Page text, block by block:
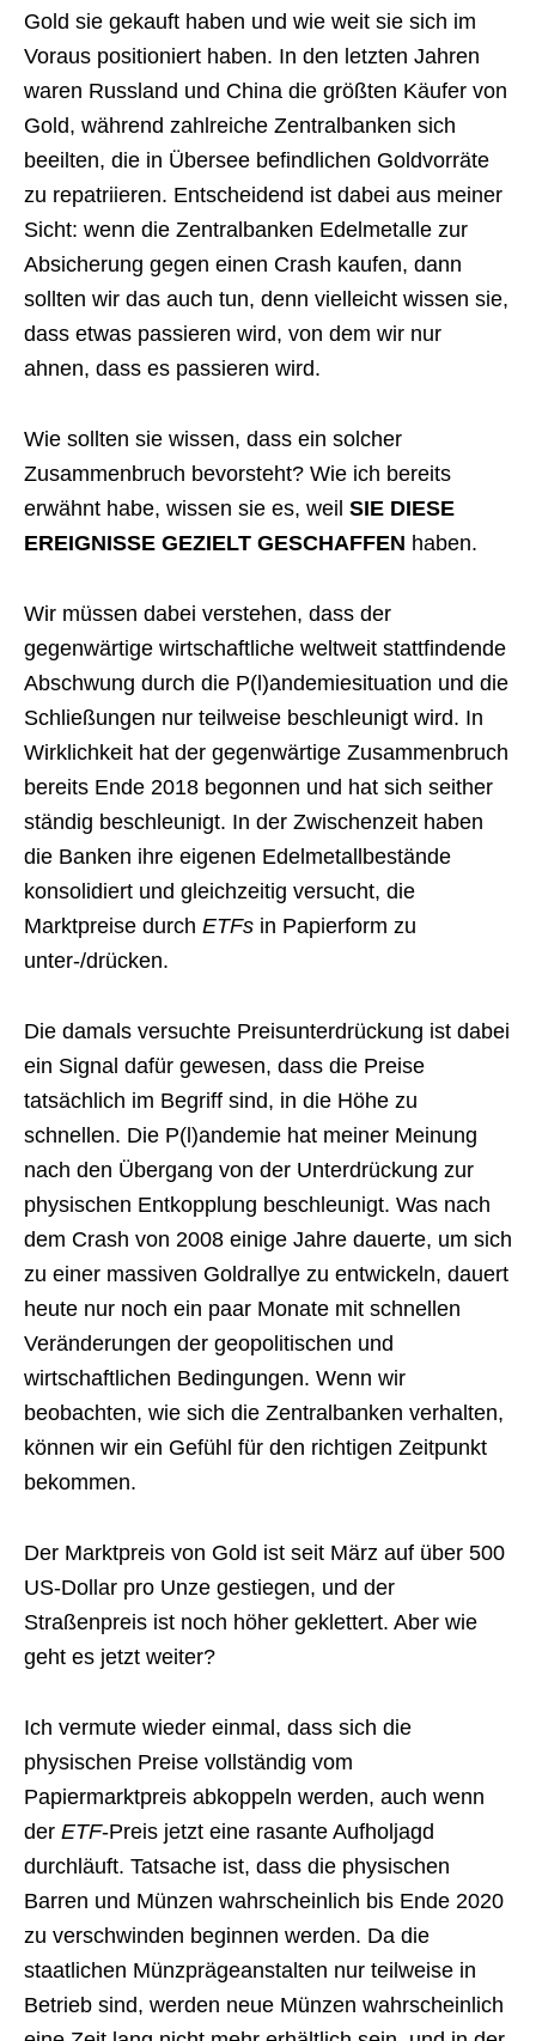
Gold sie gekauft haben und wie weit sie sich im
Voraus positioniert haben. In den letzten Jahren
waren Russland und China die größten Käufer von
Gold, während zahlreiche Zentralbanken sich
beeilten, die in Übersee befindlichen Goldvorräte
zu repatriieren. Entscheidend ist dabei aus meiner
Sicht: wenn die Zentralbanken Edelmetalle zur
Absicherung gegen einen Crash kaufen, dann
sollten wir das auch tun, denn vielleicht wissen sie,
dass etwas passieren wird, von dem wir nur
ahnen, dass es passieren wird.
Wie sollten sie wissen, dass ein solcher
Zusammenbruch bevorsteht? Wie ich bereits
erwähnt habe, wissen sie es, weil SIE DIESE
EREIGNISSE GEZIELT GESCHAFFEN haben.
Wir müssen dabei verstehen, dass der
gegenwärtige wirtschaftliche weltweit stattfindende
Abschwung durch die P(l)andemiesituation und die
Schließungen nur teilweise beschleunigt wird. In
Wirklichkeit hat der gegenwärtige Zusammenbruch
bereits Ende 2018 begonnen und hat sich seither
ständig beschleunigt. In der Zwischenzeit haben
die Banken ihre eigenen Edelmetallbestände
konsolidiert und gleichzeitig versucht, die
Marktpreise durch ETFs in Papierform zu
unter-/drücken.
Die damals versuchte Preisunterdrückung ist dabei
ein Signal dafür gewesen, dass die Preise
tatsächlich im Begriff sind, in die Höhe zu
schnellen. Die P(l)andemie hat meiner Meinung
nach den Übergang von der Unterdrückung zur
physischen Entkopplung beschleunigt. Was nach
dem Crash von 2008 einige Jahre dauerte, um sich
zu einer massiven Goldrallye zu entwickeln, dauert
heute nur noch ein paar Monate mit schnellen
Veränderungen der geopolitischen und
wirtschaftlichen Bedingungen. Wenn wir
beobachten, wie sich die Zentralbanken verhalten,
können wir ein Gefühl für den richtigen Zeitpunkt
bekommen.
Der Marktpreis von Gold ist seit März auf über 500
US-Dollar pro Unze gestiegen, und der
Straßenpreis ist noch höher geklettert. Aber wie
geht es jetzt weiter?
Ich vermute wieder einmal, dass sich die
physischen Preise vollständig vom
Papiermarktpreis abkoppeln werden, auch wenn
der ETF-Preis jetzt eine rasante Aufholjagd
durchläuft. Tatsache ist, dass die physischen
Barren und Münzen wahrscheinlich bis Ende 2020
zu verschwinden beginnen werden. Da die
staatlichen Münzprägeanstalten nur teilweise in
Betrieb sind, werden neue Münzen wahrscheinlich